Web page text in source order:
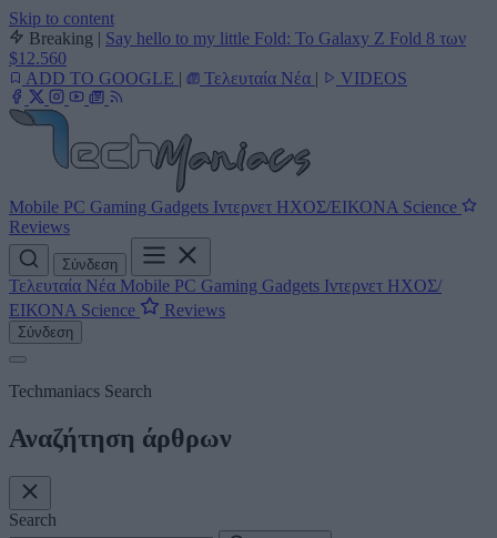
Skip to content
Breaking | Say hello to my little Fold: Το Galaxy Z Fold 8 των
$12.560
ADD TO GOOGLE | Τελευταία Νέα | VIDEOS
Mobile PC Gaming Gadgets Ιντερνετ ΗΧΟΣ/ΕΙΚΟΝΑ Science
Reviews
Σύνδεση
Τελευταία Νέα Mobile PC Gaming Gadgets Ιντερνετ ΗΧΟΣ/
ΕΙΚΟΝΑ Science Reviews
Σύνδεση
Techmaniacs Search
Αναζήτηση άρθρων
Search